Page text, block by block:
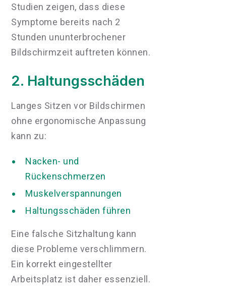
Studien zeigen, dass diese
Symptome bereits nach 2
Stunden ununterbrochener
Bildschirmzeit auftreten können.
2. Haltungsschäden
Langes Sitzen vor Bildschirmen
ohne ergonomische Anpassung
kann zu:
Nacken- und
Rückenschmerzen
Muskelverspannungen
Haltungsschäden führen
Eine falsche Sitzhaltung kann
diese Probleme verschlimmern.
Ein korrekt eingestellter
Arbeitsplatz ist daher essenziell.